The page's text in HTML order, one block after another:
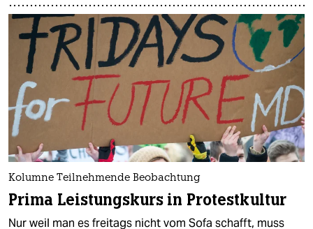
Kolumne Teilnehmende Beobachtung
Prima Leistungskurs in Protestkultur
Nur weil man es freitags nicht vom Sofa schafft, muss